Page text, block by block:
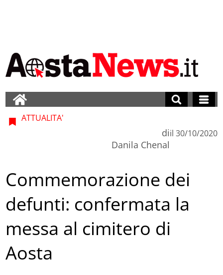
ATTUALITA'
di
Danila Chenal
il 30/10/2020
Commemorazione dei
defunti: confermata la
messa al cimitero di
Aosta